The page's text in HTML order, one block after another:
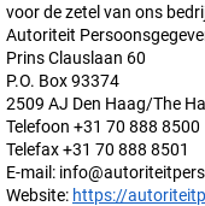
voor de zetel van ons
Autoriteit
Prins Clauslaan 60
P.O. Box 93374
2509 AJ Den Haag/The
Telefoon +31 70 888 8500
Telefax +31 70 888 8501
E-mail:
Website: https://